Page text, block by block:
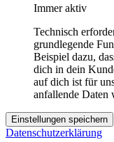
Immer aktiv
Technisch
grundlegende
Beispiel dazu,
dich in dein
auf dich ist für
anfallende Daten
Einstellungen speichern
Datenschutzerklärung